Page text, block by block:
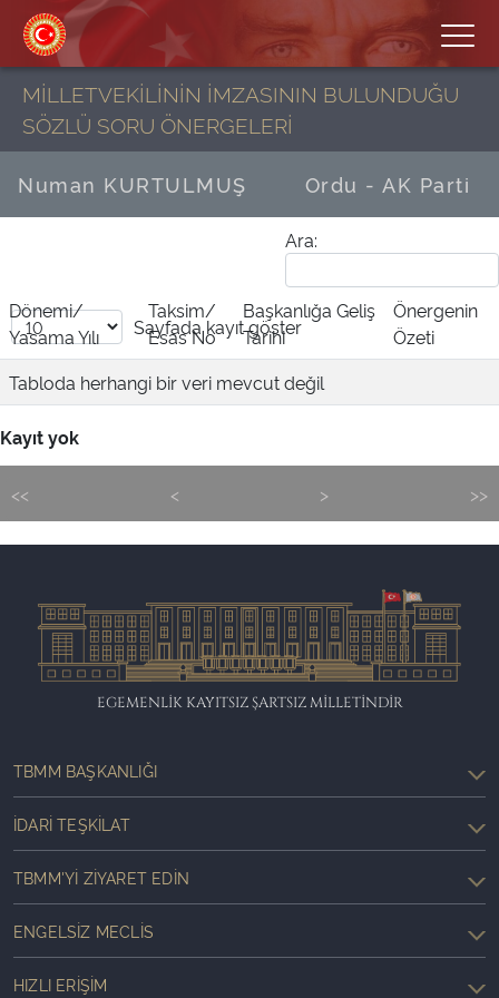
MİLLETVEKİLİNİN İMZASININ BULUNDUĞU
SÖZLÜ SORU ÖNERGELERİ
Numan KURTULMUŞ Ordu - AK Parti
Ara:
Sayfadakayıt göster
Dönemi/
Yasama Yılı
Taksim/
Esas No
Başkanlığa Geliş
Tarihi
Önergenin
Özeti
Tabloda herhangi bir veri mevcut değil
Kayıt yok
<< < > >>
EGEMENLİK KAYITSIZ ŞARTSIZ MİLLETİNDİR
TBMM BAŞKANLIĞI
İDARI TEŞKILAT
TBMM'YI ZIYARET EDIN
ENGELSIZ MECLIS
HIZLI ERIŞIM